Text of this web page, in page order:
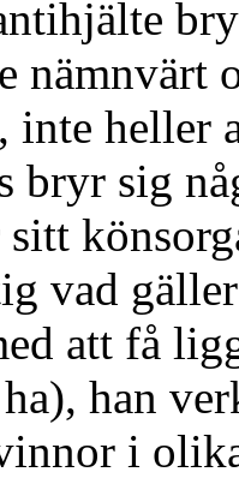
nämnvärt
inte heller
bryr sig
vad gäller
att få
han
i